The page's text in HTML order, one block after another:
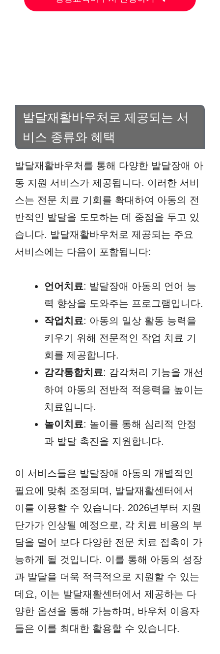
발달재활바우처로 제공되는 서
비스 종류와 혜택
발달재활바우처를 통해 다양한 발달장애 아
동 지원 서비스가 제공됩니다. 이러한 서비
스는 전문 치료 기회를 확대하여 아동의 전
반적인 발달을 도모하는 데 중점을 두고 있
습니다. 발달재활바우처로 제공되는 주요
서비스에는 다음이 포함됩니다:
언어치료: 발달장애 아동의 언어 능
력 향상을 도와주는 프로그램입니다.
작업치료: 아동의 일상 활동 능력을
키우기 위해 전문적인 작업 치료 기
회를 제공합니다.
감각통합치료: 감각처리 기능을 개선
하여 아동의 전반적 적응력을 높이는
치료입니다.
놀이치료: 놀이를 통해 심리적 안정
과 발달 촉진을 지원합니다.
이 서비스들은 발달장애 아동의 개별적인
필요에 맞춰 조정되며, 발달재활센터에서
이를 이용할 수 있습니다. 2026년부터 지원
단가가 인상될 예정으로, 각 치료 비용의 부
담을 덜어 보다 다양한 전문 치료 접촉이 가
능하게 될 것입니다. 이를 통해 아동의 성장
과 발달을 더욱 적극적으로 지원할 수 있는
데요, 이는 발달재활센터에서 제공하는 다
양한 옵션을 통해 가능하며, 바우처 이용자
들은 이를 최대한 활용할 수 있습니다.